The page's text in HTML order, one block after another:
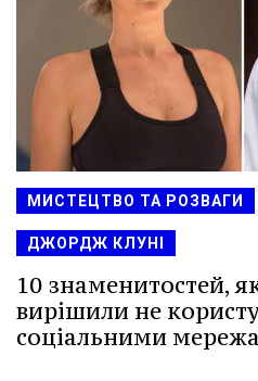
МИСТЕЦТВО ТА РОЗВАГИ
ДЖОРДЖ КЛУНІ
10 знаменитостей,
вирішили не
соціальними